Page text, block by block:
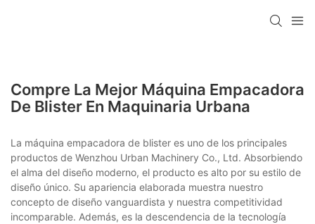
Compre La Mejor Máquina Empacadora
De Blister En Maquinaria Urbana
La máquina empacadora de blister es uno de los principales
productos de Wenzhou Urban Machinery Co., Ltd. Absorbiendo
el alma del diseño moderno, el producto es alto por su estilo de
diseño único. Su apariencia elaborada muestra nuestro
concepto de diseño vanguardista y nuestra competitividad
incomparable. Además, es la descendencia de la tecnología